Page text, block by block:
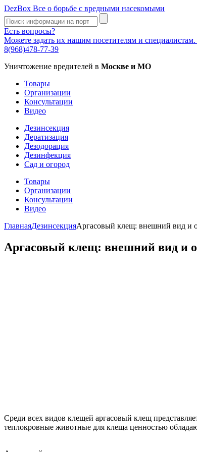
DezBox Все о борьбе с вредными насекомыми
Есть вопросы?
Можете задать их нашим посетителям и
8(968)478-77-39
Уничтожение вредителей в Москве и МО
Товары
Организации
Консультации
Видео
Дезинсекция
Дератизация
Дезодорация
Дезинфекция
Сад и огород
Товары
Организации
Консультации
Видео
ГлавнаяДезинсекцияАргасовый клещ: внешний вид и
Аргасовый клещ: внешний вид и
Среди всех видов клещей аргасовый клещ
теплокровные животные для клеща ценностью